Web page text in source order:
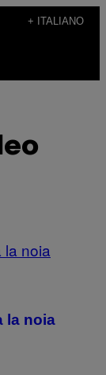
+ ITALIANO
la noia